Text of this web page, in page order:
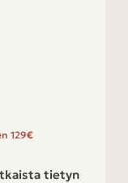
129€
tietyn